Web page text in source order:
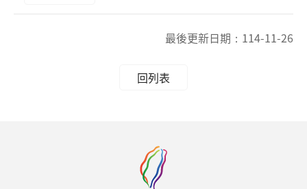
最後更新日期： 114-11-26
回列表